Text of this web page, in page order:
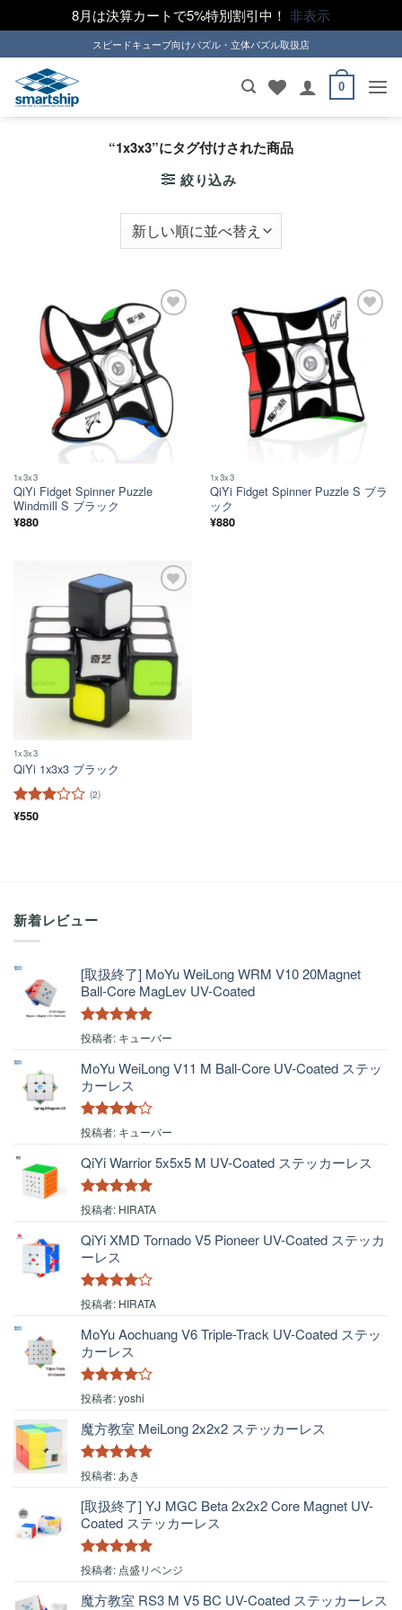
8月は決算カートで5%特別割引中！ 非表示
to
content
スピードキューブ向けパズル・立体パズル取扱店
0
“1x3x3”にタグ付けされた商品
絞り込み
1x3x3
QiYi Fidget Spinner Puzzle
Windmill S ブラック
¥880
1x3x3
QiYi Fidget Spinner Puzzle S ブラ
ック
¥880
ほし
い！
1x3x3
QiYi 1x3x3 ブラック
5段階
(2)
¥550
新着レビュー
[取扱終了] MoYu WeiLong WRM V10 20Magnet
Ball-Core MagLev UV-Coated
5段階中 5 の
投稿者: キューバー
MoYu WeiLong V11 M Ball-Core UV-Coated ステッ
カーレス
5段階中 4
投稿者: キューバー
QiYi Warrior 5x5x5 M UV-Coated ステッカーレス
5段階中5の
投稿者: HIRATA
QiYi XMD Tornado V5 Pioneer UV-Coated ステッカ
ーレス
5段階中4
投稿者: HIRATA
MoYu Aochuang V6 Triple-Track UV-Coated ステッ
カーレス
5段階中4
の評価
投稿者: yoshi
魔方教室 MeiLong 2x2x2 ステッカーレス
5段階中5
投稿者: あき
[取扱終了] YJ MGC Beta 2x2x2 Core Magnet UV-
Coated ステッカーレス
5段階中5の
投稿者: 点盛リベンジ
魔方教室 RS3 M V5 BC UV-Coated ステッカーレス